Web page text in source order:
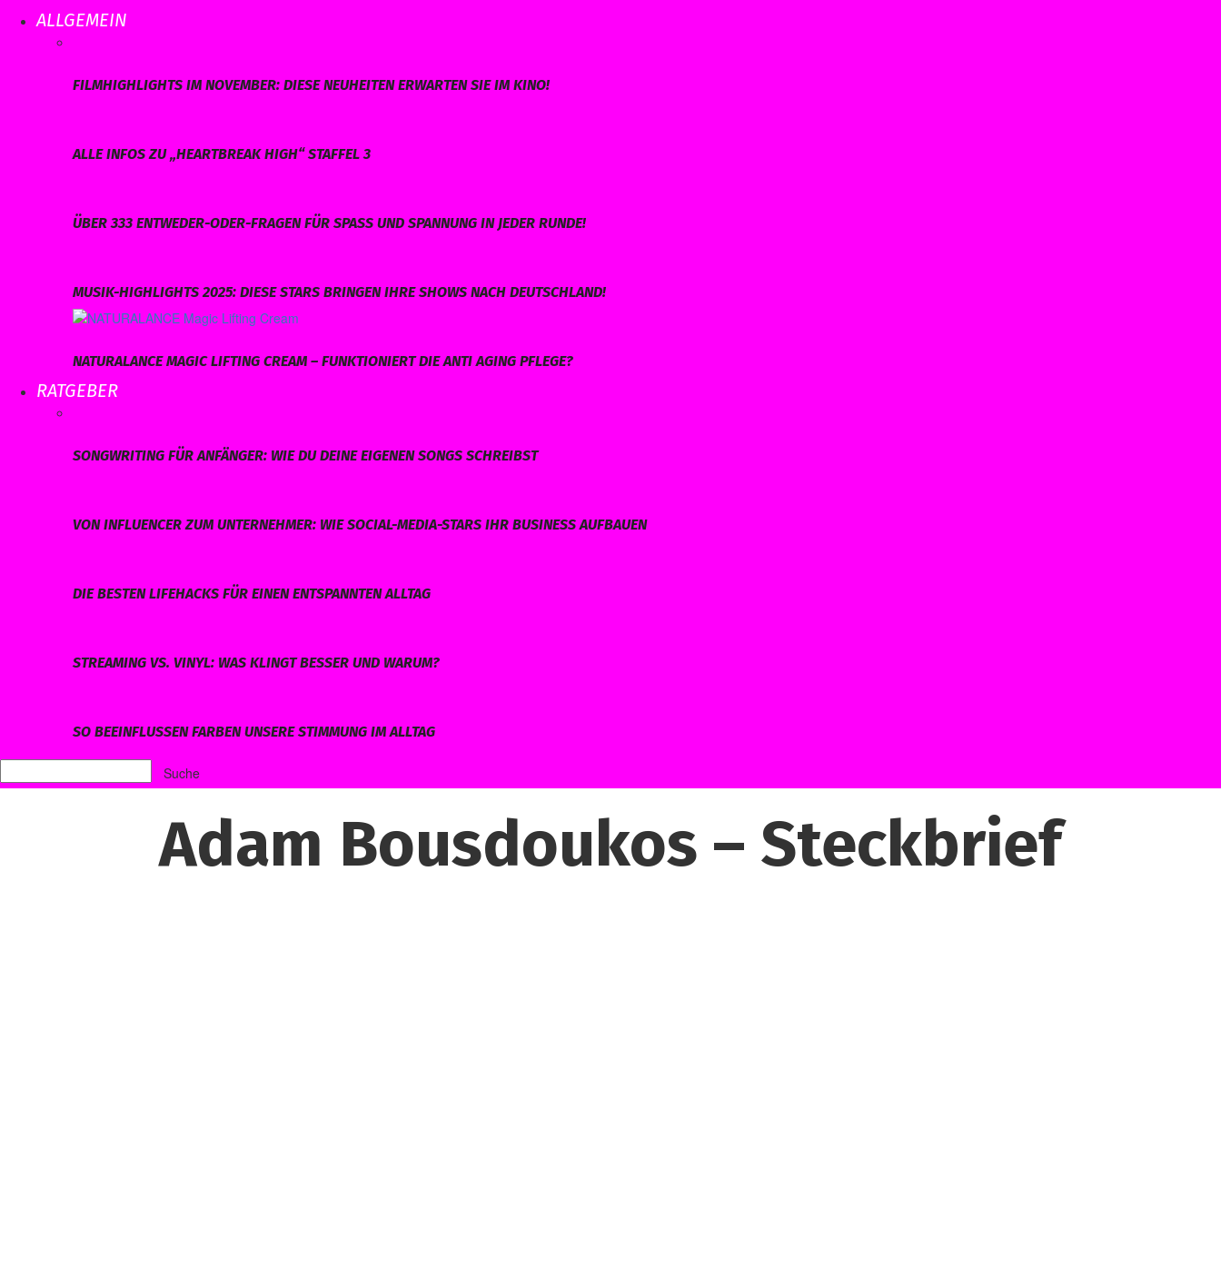
ALLGEMEIN
FILMHIGHLIGHTS IM NOVEMBER: DIESE NEUHEITEN ERWARTEN SIE IM KINO!
ALLE INFOS ZU „HEARTBREAK HIGH“ STAFFEL 3
ÜBER 333 ENTWEDER-ODER-FRAGEN FÜR SPASS UND SPANNUNG IN JEDER RUNDE!
MUSIK-HIGHLIGHTS 2025: DIESE STARS BRINGEN IHRE SHOWS NACH DEUTSCHLAND!
NATURALANCE MAGIC LIFTING CREAM – FUNKTIONIERT DIE ANTI AGING PFLEGE?
RATGEBER
SONGWRITING FÜR ANFÄNGER: WIE DU DEINE EIGENEN SONGS SCHREIBST
VON INFLUENCER ZUM UNTERNEHMER: WIE SOCIAL-MEDIA-STARS IHR BUSINESS AUFBAUEN
DIE BESTEN LIFEHACKS FÜR EINEN ENTSPANNTEN ALLTAG
STREAMING VS. VINYL: WAS KLINGT BESSER UND WARUM?
SO BEEINFLUSSEN FARBEN UNSERE STIMMUNG IM ALLTAG
Adam Bousdoukos – Steckbrief